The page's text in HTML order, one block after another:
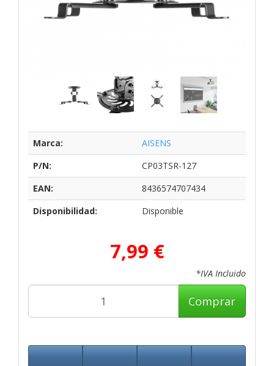
Marca:
AISENS
P/N:
CP03TSR-127
EAN:
8436574707434
Disponibilidad:
Disponible
7,99 €
*IVA Incluido
Comprar